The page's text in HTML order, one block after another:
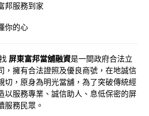
邦服務到家
你的心
屏東富邦當舖融資是一間政府合法立
，擁有合法證照及優良商號，在地誠信
切，原身為明光當舖，為了突破傳統經
以服務專業、誠信助人、息低保密的屏
服務民眾。